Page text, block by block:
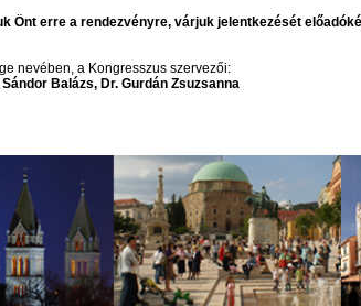
Önt erre a rendezvényre, várjuk jelentkezését
nevében, a Kongresszus szervezői:
Sándor Balázs, Dr. Gurdán Zsuzsanna